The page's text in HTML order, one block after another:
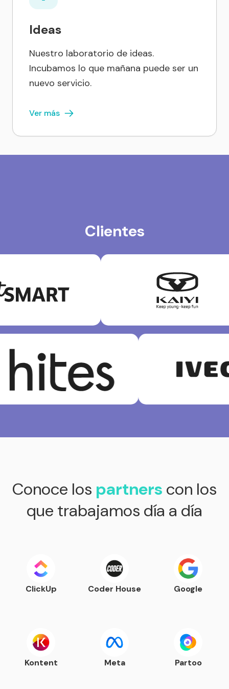
Ideas
Nuestro laboratorio de ideas.
Incubamos lo que mañana puede ser un
nuevo servicio.
Ver más
Clientes
Conoce los partners con los
que trabajamos día a día
ClickUp Coder House Google
Kontent Meta Partoo